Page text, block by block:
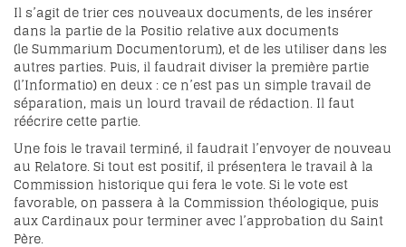
Il s’agit de trier ces nouveaux documents, de les insérer
dans la partie de la Positio relative aux documents
(le Summarium Documentorum), et de les utiliser dans les
autres parties. Puis, il faudrait diviser la première partie
(l’Informatio) en deux : ce n’est pas un simple travail de
séparation, mais un lourd travail de rédaction. Il faut
réécrire cette partie.
Une fois le travail terminé, il faudrait l’envoyer de nouveau
au Relatore. Si tout est positif, il présentera le travail à la
Commission historique qui fera le vote. Si le vote est
favorable, on passera à la Commission théologique, puis
aux Cardinaux pour terminer avec l’approbation du Saint
Père.